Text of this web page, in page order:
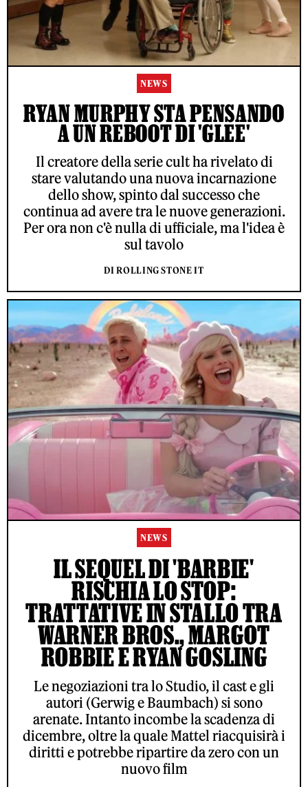
NEWS
RYAN MURPHY STA PENSANDO
A UN REBOOT DI 'GLEE'
Il creatore della serie cult ha rivelato di
stare valutando una nuova incarnazione
dello show, spinto dal successo che
continua ad avere tra le nuove generazioni.
Per ora non c'è nulla di ufficiale, ma l'idea è
sul tavolo
DI ROLLING STONE IT
NEWS
IL SEQUEL DI 'BARBIE'
RISCHIA LO STOP:
TRATTATIVE IN STALLO TRA
WARNER BROS., MARGOT
ROBBIE E RYAN GOSLING
Le negoziazioni tra lo Studio, il cast e gli
autori (Gerwig e Baumbach) si sono
arenate. Intanto incombe la scadenza di
dicembre, oltre la quale Mattel riacquisirà i
diritti e potrebbe ripartire da zero con un
nuovo film